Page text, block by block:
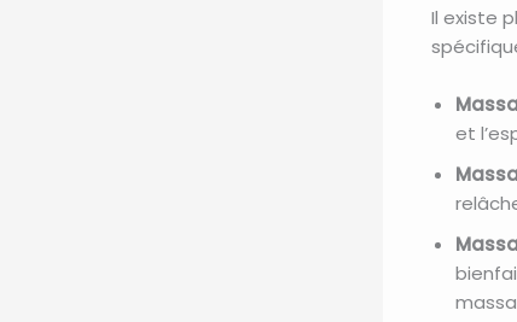
Il existe
et